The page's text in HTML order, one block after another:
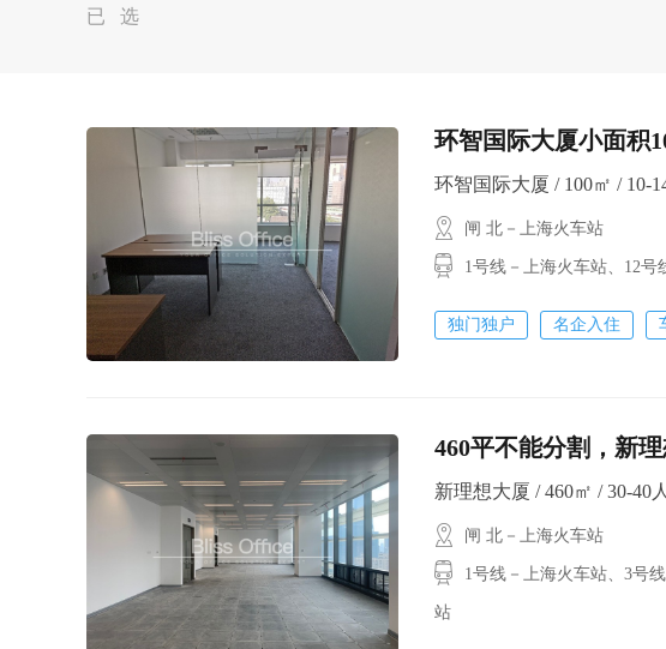
已 选
环智国际大厦小面积
环智国际大厦 / 100㎡ / 10-
闸 北－上海火车站
1号线－上海火车站、12
独门独户 名企入住
460平不能分割，新
新理想大厦 / 460㎡ / 30-40人
闸 北－上海火车站
1号线－上海火车站、3
站